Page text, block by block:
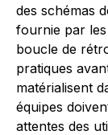
des schémas
fournie par les
boucle de
pratiques
matérialisent
équipes
attentes des